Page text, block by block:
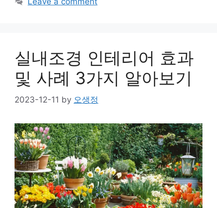
실내조경 인테리어 효과
및 사례 3가지 알아보기
2023-12-11 by 오생정